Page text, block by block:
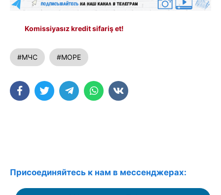
Komissiyasız kredit sifariş et!
#МЧС #МОРЕ
Присоединяйтесь к нам в мессенджерах: